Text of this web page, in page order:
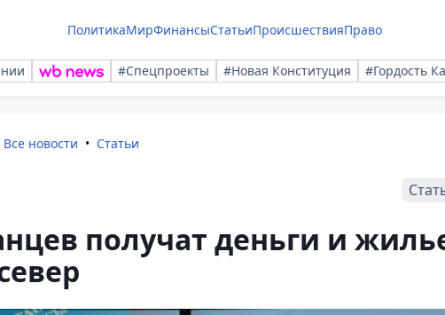
ПолитикаМирФинансыСтатьиПроисшествияПраво
#Спецпроекты #Новая Конституция #Гордость
Все новости Статьи
получат деньги и